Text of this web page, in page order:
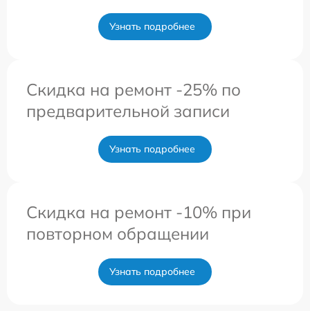
Узнать подробнее
Скидка на ремонт -25% по
предварительной записи
Узнать подробнее
Скидка на ремонт -10% при
повторном обращении
Узнать подробнее